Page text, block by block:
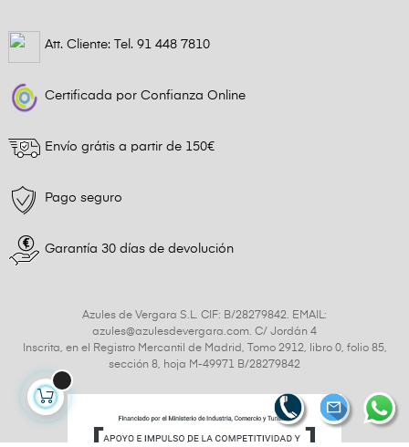
Att. Cliente: Tel. 91 448 7810
Certificada por Confianza Online
Envío grátis a partir de 150€
Pago seguro
Garantía 30 días de devolución
Azules de Vergara S.L. CIF: B/28279842. EMAIL:
azules@azulesdevergara.com. C/ Jordán 4
Inscrita, en el Registro Mercantil de Madrid, Tomo 2912, libro 0, folio 85,
sección 8, hoja M-49971 B/28279842